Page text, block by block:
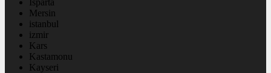
Isparta
Mersin
istanbul
izmir
Kars
Kastamonu
Kayseri